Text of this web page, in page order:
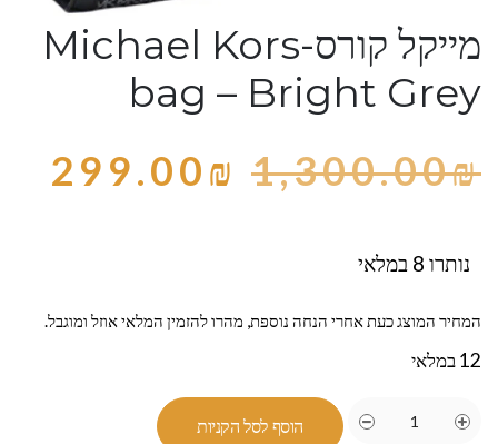
מייקל קורס-Michael Kors
bag – Bright Grey
1,300.00₪
299.00₪
נותרו 8 במלאי
המחיר המוצג כעת אחרי הנחה נוספת, מהרו להזמין המלאי אוזל ומוגבל.
12 במלאי
הוסף לסל הקניות